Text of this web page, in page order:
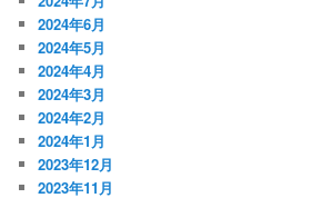
2024年6月
2024年5月
2024年4月
2024年3月
2024年2月
2024年1月
2023年12月
2023年11月